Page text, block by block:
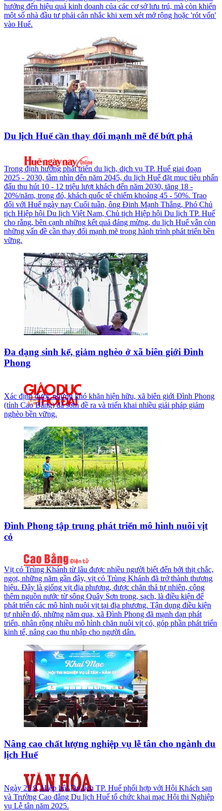
hưởng đến hiệu quả kinh doanh của các cơ sở lưu trú, mà còn khiến
một số nhà đầu tư phải cân nhắc khi xem xét mở rộng hoặc 'rót vốn'
vào Huế.
Du lịch Huế cần thay đổi mạnh mẽ để bứt phá
Trong định hướng phát triển du lịch, dịch vụ TP. Huế giai đoạn
2025 - 2030, tầm nhìn đến năm 2045, du lịch Huế đặt mục tiêu phấn
đấu thu hút 10 - 12 triệu lượt khách đến năm 2030, tăng 18 -
20%/năm, trong đó, khách quốc tế chiếm khoảng 45 - 50%. Trao
đổi với Huế ngày nay Cuối tuần, ông Đinh Mạnh Thắng, Phó Chủ
tịch Hiệp hội Du lịch Việt Nam, Chủ tịch Hiệp hội Du lịch TP. Huế
cho rằng, bên cạnh những kết quả đáng mừng, du lịch Huế vẫn còn
những vấn đề cần thay đổi mạnh mẽ trong hành trình phát triển bền
vững.
Đa dạng sinh kế, giảm nghèo ở xã biên giới Đình
Phong
Xác định được những khó khăn hiện hữu, xã biên giới Đình Phong
(tỉnh Cao Bằng) đã sớm đề ra và triển khai nhiều giải pháp giảm
nghèo bền vững.
Đình Phong tập trung phát triển mô hình nuôi vịt
cỏ
Vịt cỏ Trùng Khánh từ lâu được nhiều người biết đến bởi thịt chắc,
ngọt, những năm gần đây, vịt cỏ Trùng Khánh đã trở thành thương
hiệu. Đây là giống vịt địa phương, được chăn thả tự nhiên, cộng
thêm nguồn nước từ sông Quây Sơn trong, sạch, là điều kiện để
phát triển các mô hình nuôi vịt tại địa phương. Tận dụng điều kiện
tự nhiên đó, những năm qua, xã Đình Phong đã mạnh dạn phát
triển, nhân rộng nhiều mô hình chăn nuôi vịt cỏ, góp phần phát triển
kinh tế, nâng cao thu nhập cho người dân.
Nâng cao chất lượng nghiệp vụ lễ tân cho ngành du
lịch Huế
Ngày 25.9, Hiệp hội Du lịch TP. Huế phối hợp với Hội Khách sạn
và Trường Cao đẳng Du lịch Huế tổ chức khai mạc Hội thi Nghiệp
vụ Lễ tân năm 2025.